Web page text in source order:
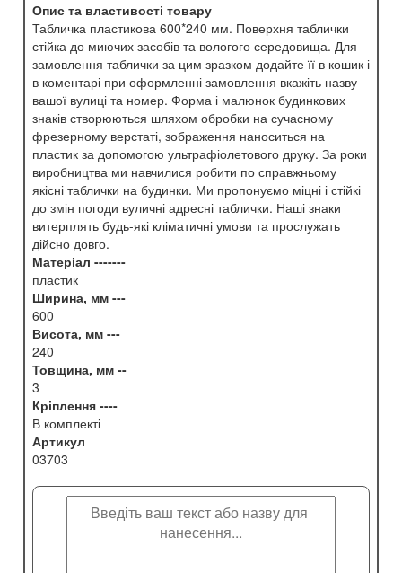
Опис та властивості товару
Табличка пластикова 600*240 мм. Поверхня таблички
стійка до миючих засобів та вологого середовища. Для
замовлення таблички за цим зразком додайте її в кошик і
в коментарі при оформленні замовлення вкажіть назву
вашої вулиці та номер. Форма і малюнок будинкових
знаків створюються шляхом обробки на сучасному
фрезерному верстаті, зображення наноситься на
пластик за допомогою ультрафіолетового друку. За роки
виробництва ми навчилися робити по справжньому
якісні таблички на будинки. Ми пропонуємо міцні і стійкі
до змін погоди вуличні адресні таблички. Наші знаки
витерплять будь-які кліматичні умови та прослужать
дійсно довго.
Матеріал -------
пластик
Ширина, мм ---
600
Висота, мм ---
240
Товщина, мм --
3
Кріплення ----
В комплекті
Артикул
03703